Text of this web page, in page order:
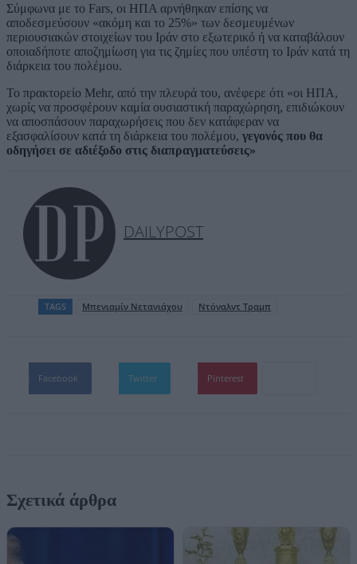
Σύμφωνα με το Fars, οι ΗΠΑ αρνήθηκαν επίσης να
αποδεσμεύσουν «ακόμη και το 25%» των δεσμευμένων
περιουσιακών στοιχείων του Ιράν στο εξωτερικό ή να καταβάλουν
οποιαδήποτε αποζημίωση για τις ζημίες που υπέστη το Ιράν κατά τη
διάρκεια του πολέμου.
Το πρακτορείο Mehr, από την πλευρά του, ανέφερε ότι «οι ΗΠΑ,
χωρίς να προσφέρουν καμία ουσιαστική παραχώρηση, επιδιώκουν
να αποσπάσουν παραχωρήσεις που δεν κατάφεραν να
εξασφαλίσουν κατά τη διάρκεια του πολέμου, γεγονός που θα
οδηγήσει σε αδιέξοδο στις διαπραγματεύσεις»
DAILYPOST
TAGS Μπενιαμίν Νετανιάχου Ντόναλντ Τραμπ
Facebook Twitter Pinterest
Σχετικά άρθρα